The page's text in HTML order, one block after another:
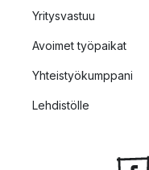
Yritysvastuu
Avoimet työpaikat
Yhteistyökumppani
Lehdistölle